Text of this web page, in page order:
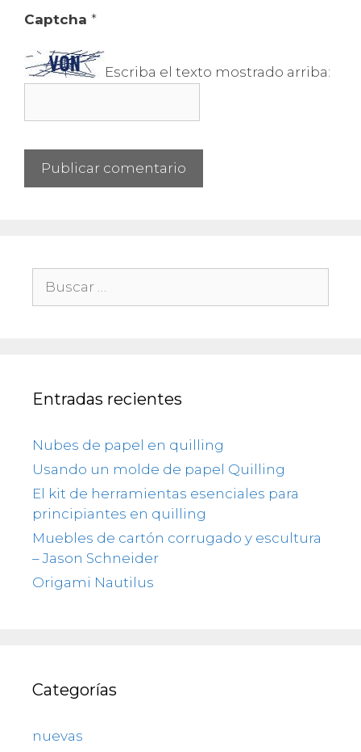
Captcha *
Escriba el texto mostrado arriba:
Entradas recientes
Nubes de papel en quilling
Usando un molde de papel Quilling
El kit de herramientas esenciales para
principiantes en quilling
Muebles de cartón corrugado y escultura
– Jason Schneider
Origami Nautilus
Categorías
nuevas